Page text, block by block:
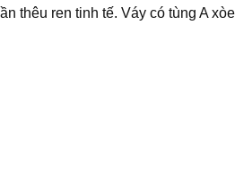
thêu ren tinh tế. Váy có tùng A